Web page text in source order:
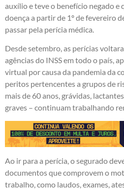
auxílio e teve o benefício negado e
doença a partir de 1º de fevereiro
passar pela perícia médica.
Desde setembro, as perícias
agências do INSS em todo o país,
virtual por causa da pandemia da
peritos pertencentes a grupos de
mais de 60 anos, grávidas,
graves – continuam trabalhando
Ao ir para a perícia, o segurado
documentos que comprovem o
trabalho, como laudos, exames,